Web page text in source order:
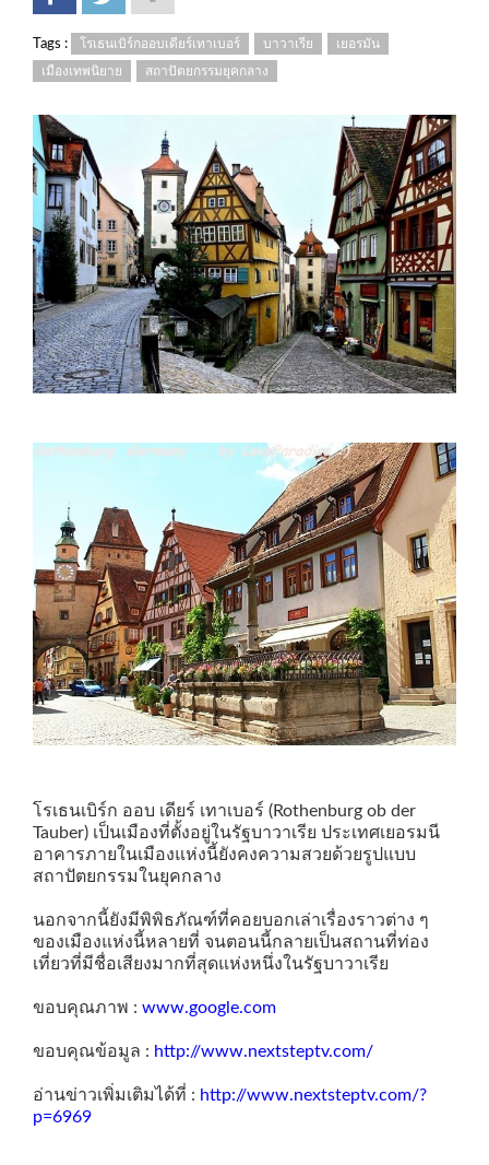
Tags : โรเธนเบิร์กออบเดียร์เทาเบอร์ บาวาเรีย เยอรมัน
เมืองเทพนิยาย สถาปัตยกรรมยุคกลาง
โรเธนเบิร์ก ออบ เดียร์ เทาเบอร์ (Rothenburg ob der
Tauber) เป็นเมืองที่ตั้งอยู่ในรัฐบาวาเรีย ประเทศเยอรมนี
อาคารภายในเมืองแห่งนี้ยังคงความสวยด้วยรูปแบบ
สถาปัตยกรรมในยุคกลาง
นอกจากนี้ยังมีพิพิธภัณฑ์ที่คอยบอกเล่าเรื่องราวต่าง ๆ
ของเมืองแห่งนี้หลายที่ จนตอนนี้กลายเป็นสถานที่ท่อง
เที่ยวที่มีชื่อเสียงมากที่สุดแห่งหนึ่งในรัฐบาวาเรีย
ขอบคุณภาพ : www.google.com
ขอบคุณข้อมูล : http://www.nextsteptv.com/
อ่านข่าวเพิ่มเติมได้ที่ : http://www.nextsteptv.com/?
p=6969